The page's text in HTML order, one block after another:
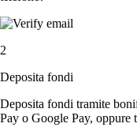
2
Deposita fondi
Deposita fondi tramite
Pay o Google Pay,